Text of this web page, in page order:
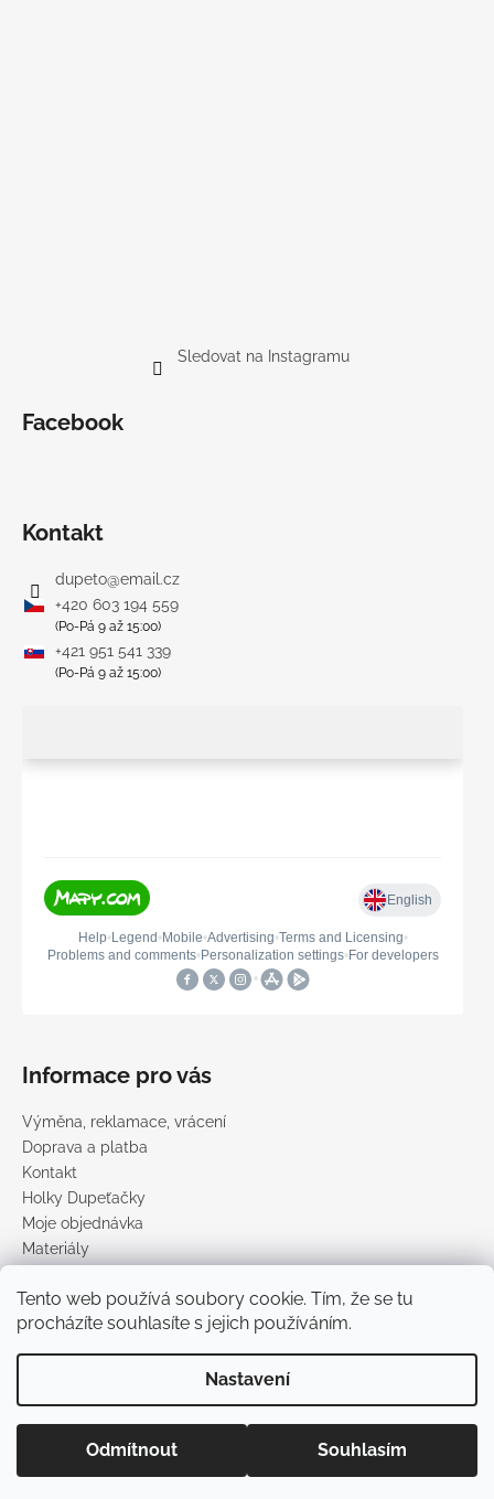
Tento web používá soubory cookie. Tím, že se tu
procházíte souhlasíte s jejich používáním.
Nastavení
Odmítnout Souhlasím
Sledovat na Instagramu
Facebook
Kontakt
dupeto@email.cz
+420 603 194 559
(Po-Pá 9 až 15:00)
+421 951 541 339
(Po-Pá 9 až 15:00)
Informace pro vás
Výměna, reklamace, vrácení
Doprava a platba
Kontakt
Holky Dupeťačky
Moje objednávka
Materiály
Podmínky ochrany osobních údajů
Prodávané značky
Copyright 2026DUPETO. Všechna práva vyhrazena.Upravit